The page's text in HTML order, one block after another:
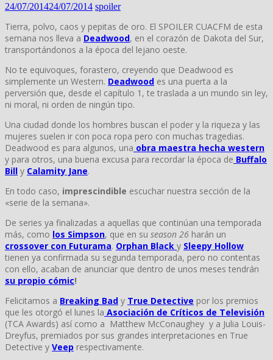
24/07/201424/07/2014 spoiler
Tierra, polvo, caos y pepitas de oro. El SPOILER CUACFM de esta
semana nos lleva a Deadwood, en el corazón de Dakota del Sur,
transportándonos a la época del lejano oeste.
No te equivoques, forastero, creyendo que Deadwood es
simplemente un Western. Deadwood es una puerta a la
perversión que, desde el capítulo 1, te traslada a un mundo sin ley,
ni moral, ni orden de ningún tipo.
Una ciudad donde los hombres buscan el poder y la riqueza y las
mujeres suelen ir con poca ropa pero con muchas tragedias.
Deadwood es para algunos, una obra maestra hecha western
y para otros, una buena excusa para recordar la época de Buffalo
Bill y Calamity Jane.
En todo caso, imprescindible escuchar nuestra sección de la
«serie de la semana».
De series ya finalizadas a aquellas que continúan una temporada
más, como los Simpson, que en su season 26 harán un
crossover con Futurama. Orphan Black y Sleepy Hollow
tienen ya confirmada su segunda temporada, pero no contentas
con ello, acaban de anunciar que dentro de unos meses tendrán
su propio cómic!
Felicitamos a Breaking Bad y True Detective por los premios
que les otorgó el lunes la Asociación de Críticos de Televisión
(TCA Awards) así como a Matthew McConaughey y a Julia Louis-
Dreyfus, premiados por sus grandes interpretaciones en True
Detective y Veep respectivamente.